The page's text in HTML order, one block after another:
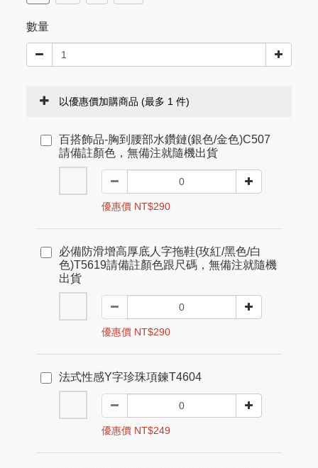
數量
以優惠價加購商品 (最多 1 件)
百搭飾品-胸到腰部水鑽鏈(銀色/金色)C507
請備註顏色，無備注就隨機出貨
優惠價 NT$290
必備防滑增高厚底人字拖鞋(玫紅/黑色/白
色)T5619請備註顏色跟尺碼，無備注就隨機
出貨
優惠價 NT$290
法式性感Y字珍珠項鍊T4604
優惠價 NT$249